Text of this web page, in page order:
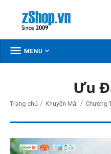
 MENU 
đ–
Ưu
Trang chủ / Khuyến Mãi / Chương